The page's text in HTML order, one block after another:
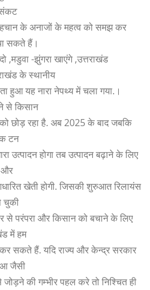
संकट
के अनाजों के महत्व को समझ कर
सकते हैं।
,मडुवा -झुंगरा खाएंगे ,उत्तराखंड
के स्थानीय
हुआ यह नारा नेपथ्य में चला गया.।
से किसान
छोड़ रहा है. अब 2025 के बाद जबकि
टन
उत्पादन होगा तब उत्पादन बढ़ाने के लिए
और
खेती होगी. जिसकी शुरुआत रिलायंस
चुकी
से परंपरा और किसान को बचाने के लिए
में हम
सकते हैं. यदि राज्य और केन्द्र सरकार
जैसी
की गम्भीर पहल करे तो निश्चित ही